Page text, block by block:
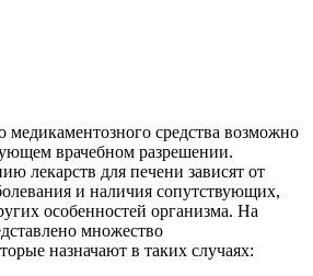
медикаментозного средства возможно
врачебном разрешении.
лекарств для печени зависят от
и наличия сопутствующих,
особенностей организма. На
множество
назначают в таких случаях: